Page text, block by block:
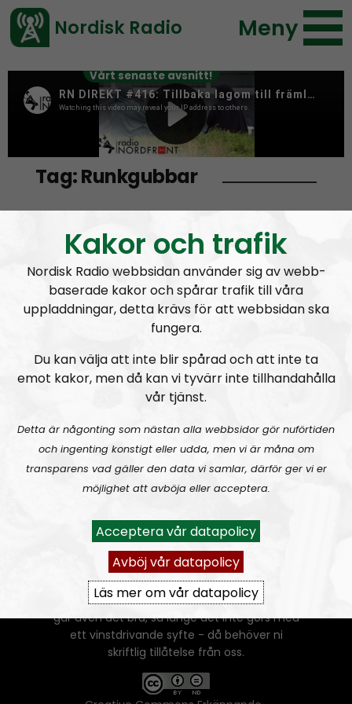
Vårt senaste avsnitt!
Nordisk Radio Meny
Tag:Runkgubbar
Runkgubbarna intar flygplanen
Vårdatapolicy
Du får kopiera och sprida vårt material
oförändrat, men uppge oss som källa.
Om ni vill sprida ett urklipp ni själva skapat
går även det bra, så länge det inte görs med
ett vinstdrivande syfte - då behöver ni
skriftlig tillåtelse från oss.
Kakor och trafik
Nordisk Radio webbsidan använder sig av webb-
baserade kakor och spårar trafik till våra
uppladdningar, detta krävs för att webbsidan ska
fungera.
Du kan välja att inte blir spårad och att inte ta
emot kakor, men då kan vi tyvärr inte tillhandahålla
vår tjänst.
Detta är någonting som nästan alla webbsidor gör nuförtiden
och ingenting konstigt eller udda, men vi är måna om
transparens vad gäller den data vi samlar, därför ger vi er
möjlighet att avböja eller acceptera.
Acceptera vår datapolicy
Avböj vår datapolicy
Läs mer om vår datapolicy